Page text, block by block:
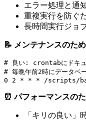
エラー処理と通
重複実行を防ぐ
長時間実行ジョ
📝 メンテナンスのため
# 良い: crontabにドキュ
# 毎晩午前2時にデータベ
⏰ パフォーマンスのた
「キリの良い」